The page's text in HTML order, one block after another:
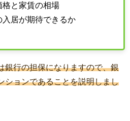
格と家賃の相場
入居が期待できるか
銀行の担保になりますので、銀
ションであることを説明しまし